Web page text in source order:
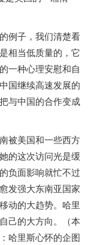
例子，我们清楚看
相当低质量的，它
一种心理安慰和自
国继续高速发展的
与中国的合作变成
被美国和一些西方
的这次访问光是缓
负面影响就忙不过
发强大东南亚国家
动的大趋势。 哈里
己的大方向。
（本
哈里斯心怀的企图